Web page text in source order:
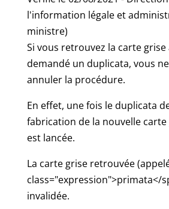
l'information légale et
ministre)
Si vous retrouvez la carte
demandé un duplicata, vous
annuler la procédure.
En effet, une fois le duplicata
fabrication de la nouvelle
est lancée.
La carte grise retrouvée
class="expression">primata</
invalidée.